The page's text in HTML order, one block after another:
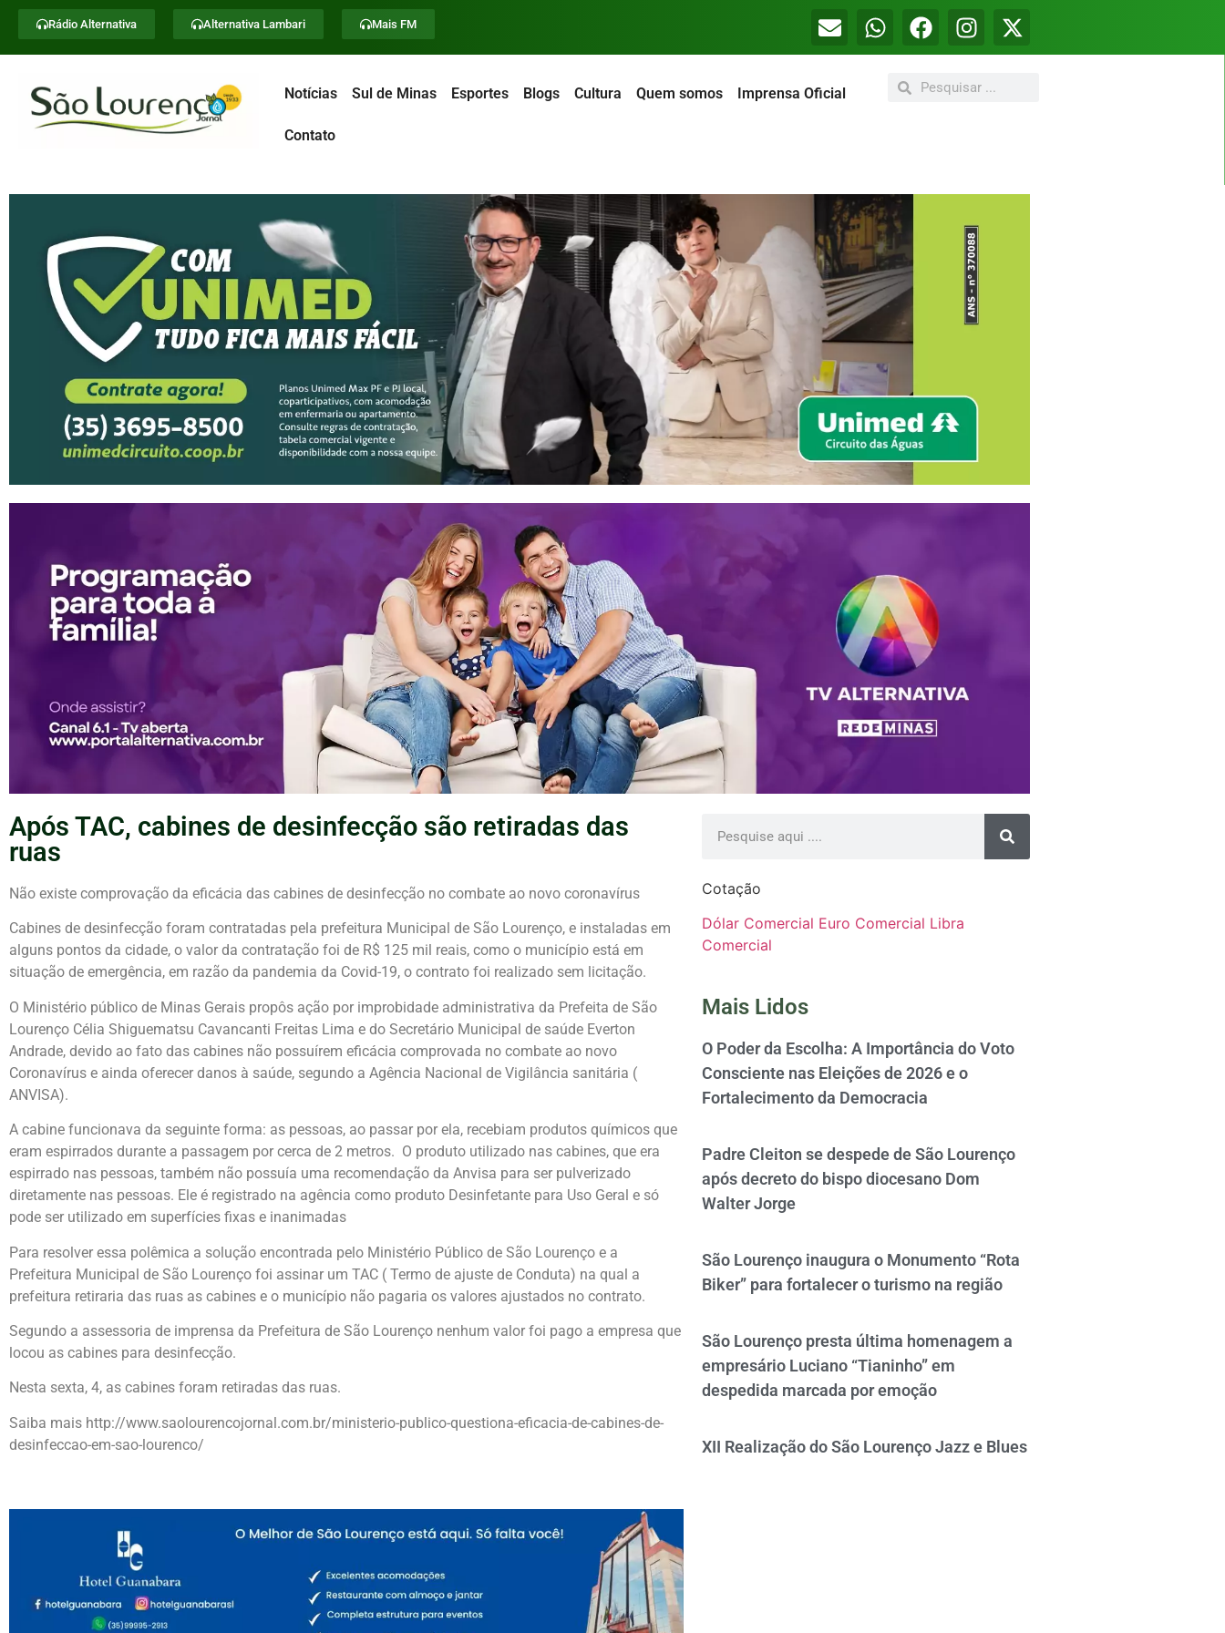
Rádio Alternativa Alternativa Lambari Mais FM
Notícias Sul de Minas Esportes Blogs Cultura Quem somos Imprensa Oficial
Contato
Após TAC, cabines de desinfecção são retiradas das
ruas
Não existe comprovação da eficácia das cabines de desinfecção no combate ao novo coronavírus
Cabines de desinfecção foram contratadas pela prefeitura Municipal de São Lourenço, e instaladas em
alguns pontos da cidade, o valor da contratação foi de R$ 125 mil reais, como o município está em
situação de emergência, em razão da pandemia da Covid-19, o contrato foi realizado sem licitação.
O Ministério público de Minas Gerais propôs ação por improbidade administrativa da Prefeita de São
Lourenço Célia Shiguematsu Cavancanti Freitas Lima e do Secretário Municipal de saúde Everton
Andrade, devido ao fato das cabines não possuírem eficácia comprovada no combate ao novo
Coronavírus e ainda oferecer danos à saúde, segundo a Agência Nacional de Vigilância sanitária (
ANVISA).
A cabine funcionava da seguinte forma: as pessoas, ao passar por ela, recebiam produtos químicos que
eram espirrados durante a passagem por cerca de 2 metros. O produto utilizado nas cabines, que era
espirrado nas pessoas, também não possuía uma recomendação da Anvisa para ser pulverizado
diretamente nas pessoas. Ele é registrado na agência como produto Desinfetante para Uso Geral e só
pode ser utilizado em superfícies fixas e inanimadas
Para resolver essa polêmica a solução encontrada pelo Ministério Público de São Lourenço e a
Prefeitura Municipal de São Lourenço foi assinar um TAC ( Termo de ajuste de Conduta) na qual a
prefeitura retiraria das ruas as cabines e o município não pagaria os valores ajustados no contrato.
Segundo a assessoria de imprensa da Prefeitura de São Lourenço nenhum valor foi pago a empresa que
locou as cabines para desinfecção.
Nesta sexta, 4, as cabines foram retiradas das ruas.
Saiba mais http://www.saolourencojornal.com.br/ministerio-publico-questiona-eficacia-de-cabines-de-
desinfeccao-em-sao-lourenco/
Cotação
Dólar Comercial Euro Comercial Libra
Comercial
Mais Lidos
O Poder da Escolha: A Importância do Voto
Consciente nas Eleições de 2026 e o
Fortalecimento da Democracia
Padre Cleiton se despede de São Lourenço
após decreto do bispo diocesano Dom
Walter Jorge
São Lourenço inaugura o Monumento “Rota
Biker” para fortalecer o turismo na região
São Lourenço presta última homenagem a
empresário Luciano “Tianinho” em
despedida marcada por emoção
XII Realização do São Lourenço Jazz e Blues